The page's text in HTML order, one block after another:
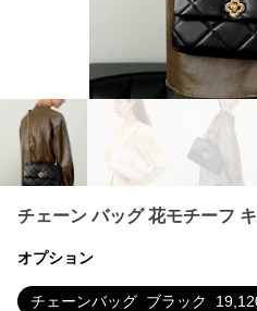
チェーン バッグ 花モチーフ
オプション
チェーンバッグ ブラック